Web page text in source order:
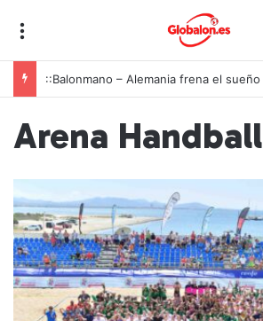
Arena Handball